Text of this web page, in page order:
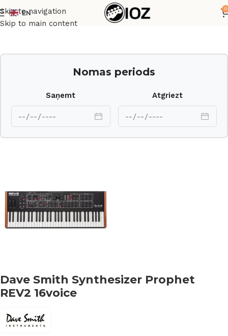
Skip to navigation
Skip to main content
EN
0
Sākums Taustiņinstrumenti Sintezatori
Nomas periods
Saņemt Atgriezt
Dave Smith Synthesizer Prophet
REV2 16voice